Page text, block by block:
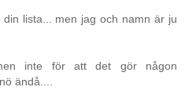
lista... men jag och namn är ju
inte för att det gör någon
ändå....